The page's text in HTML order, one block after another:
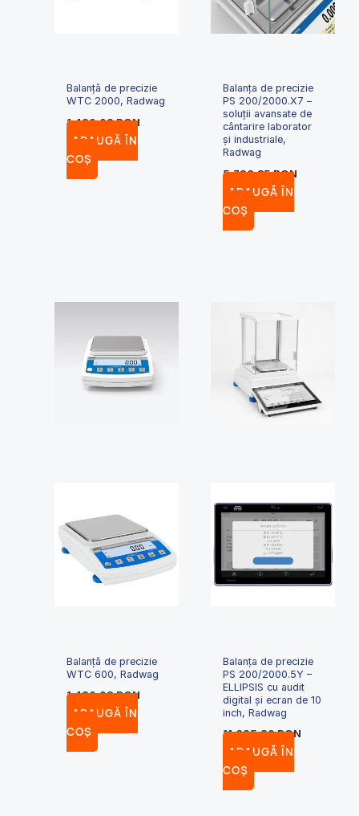
Balanță de precizie
WTC 2000, Radwag
1,420.03RON
ADAUGĂ ÎN
COȘ
Balanța de precizie
PS 200/2000.X7 –
soluții avansate de
cântarire laborator
și industriale,
Radwag
5,736.85RON
ADAUGĂ ÎN
COȘ
Balanță de precizie
WTC 600, Radwag
1,420.03RON
ADAUGĂ ÎN
COȘ
Balanța de precizie
PS 200/2000.5Y –
ELLIPSIS cu audit
digital și ecran de 10
inch, Radwag
11,625.20RON
ADAUGĂ ÎN
COȘ